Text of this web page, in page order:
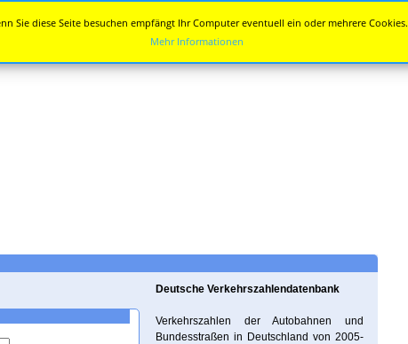
Deutsche Verkehrszahlendatenbank
Verkehrszahlen der Autobahnen und
Bundesstraßen in Deutschland von 2005-
Sie diese Seite besuchen empfängt Ihr Computer eventuell ein oder mehrere Cookies.
Mehr Informationen